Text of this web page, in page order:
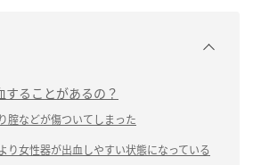
することがあるの？
腟などが傷ついてしまった
り女性器が出血しやすい状態になっている